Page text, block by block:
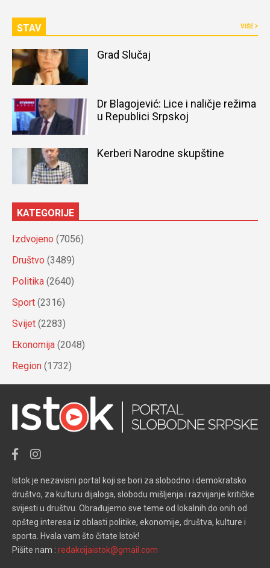
STAV VIŠE
Grad Slučaj
Dr Blagojević: Lice i naličje režima
u Republici Srpskoj
Kerberi Narodne skupštine
KATEGORIJE
Izdvojeno (7056)
Društvo (3489)
Politika (2640)
Sport (2316)
Svijet (2283)
Ekonomija (2048)
Region (1732)
Istok je nezavisni portal koji se bori za slobodno i demokratsko
društvo, za kulturu dijaloga, slobodu mišljenja i razvijanje kritičke
svijesti u društvu. Obrađujemo sve teme od lokalnih do onih od
opšteg interesa iz oblasti politike, ekonomije, društva, kulture i
sporta. Hvala vam što čitate Istok!
Pišite nam : redakcijaistok@gmail.com